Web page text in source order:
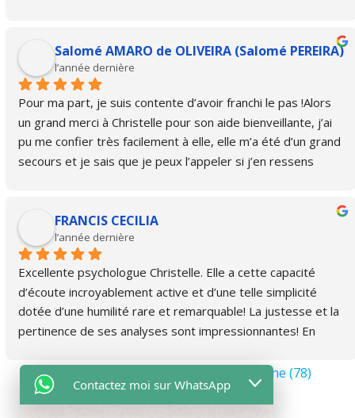
Salomé AMARO de OLIVEIRA (Salomé PEREIRA)
l’année dernière
Pour ma part, je suis contente d’avoir franchi le pas !Alors
un grand merci à Christelle pour son aide bienveillante, j’ai
pu me confier très facilement à elle, elle m’a été d’un grand
secours et je sais que je peux l’appeler si j’en ressens
? même petites 🙏
FRANCIS CECILIA
l’année dernière
Excellente psychologue Christelle. Elle a cette capacité
d’écoute incroyablement active et d’une telle simplicité
dotée d’une humilité rare et remarquable! La justesse et la
pertinence de ses analyses sont impressionnantes! En
problématique avec une telle facilité et si naturellement, là
où d’autres ont pris des mois. C’est tout simplement de
très haut niveau. C’est top ! 👌👌👌Merci 🙏
Psychologue proche Carrières-sur-Seine (78)
Psychologie proche Chatou (78)
Contactez moi sur WhatsApp